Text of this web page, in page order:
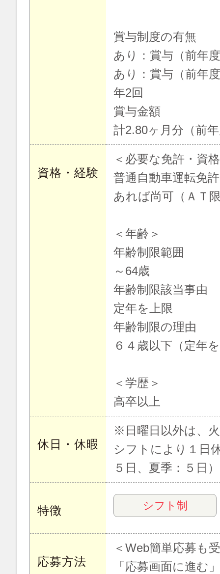
賞与制度の有無
あり：賞与（前年
あり：賞与（前年
年2回
賞与金額
計2.80ヶ月分（前
資格・経験
＜必要な免許・資
普通自動車運転免許
あれば尚可（ＡＴ
＜年齢＞
年齢制限範囲
～64歳
年齢制限該当事由
定年を上限
年齢制限の理由
６４歳以下（定年
＜学歴＞
高卒以上
休日・休暇
※日曜日以外は、
シフトにより１
５日、夏季：５日）
特徴 シフト制
応募方法
＜Web簡単応募も
「応募画面に進む